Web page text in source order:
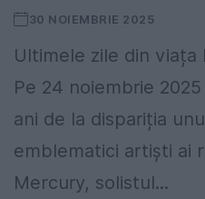
30 NOIEMBRIE 2025
Ultimele zile din viața
Pe 24 noiembrie
ani de la dispariția
emblematici artiști ai
Mercury, solistul...